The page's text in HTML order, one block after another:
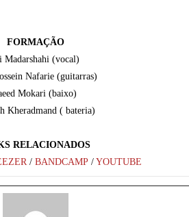
FORMAÇÃO
Madarshahi (vocal)
Nafarie (guitarras)
Mokari (baixo)
Kheradmand ( bateria)
RELACIONADOS
/ BANDCAMP/ YOUTUBE